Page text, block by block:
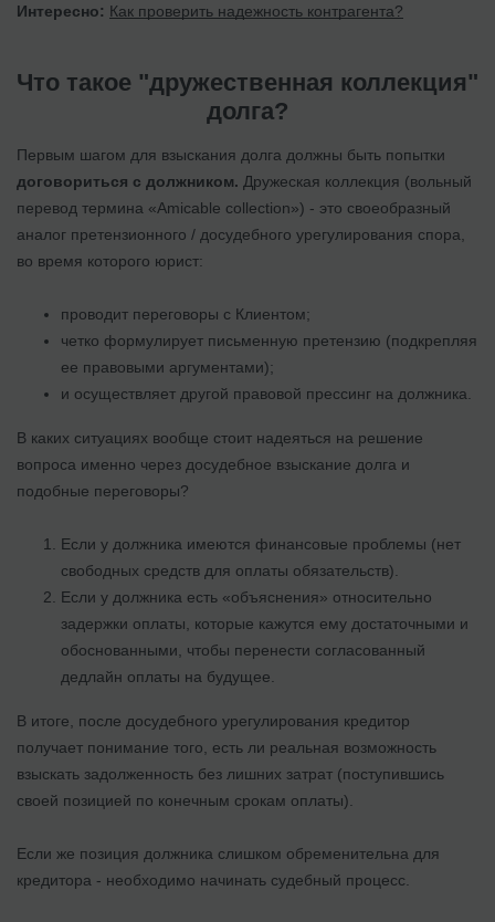
Интересно: Как проверить надежность контрагента?
Что такое "дружественная коллекция"
долга?
Первым шагом для взыскания долга должны быть попытки
договориться с должником. Дружеская коллекция (вольный
перевод термина «Amicable collection») - это своеобразный
аналог претензионного / досудебного урегулирования спора,
во время которого юрист:
проводит переговоры с Клиентом;
четко формулирует письменную претензию (подкрепляя
ее правовыми аргументами);
и осуществляет другой правовой прессинг на должника.
В каких ситуациях вообще стоит надеяться на решение
вопроса именно через досудебное взыскание долга и
подобные переговоры?
Если у должника имеются финансовые проблемы (нет
свободных средств для оплаты обязательств).
Если у должника есть «объяснения» относительно
задержки оплаты, которые кажутся ему достаточными и
обоснованными, чтобы перенести согласованный
дедлайн оплаты на будущее.
В итоге, после досудебного урегулирования кредитор
получает понимание того, есть ли реальная возможность
взыскать задолженность без лишних затрат (поступившись
своей позицией по конечным срокам оплаты).
Если же позиция должника слишком обременительна для
кредитора - необходимо начинать судебный процесс.